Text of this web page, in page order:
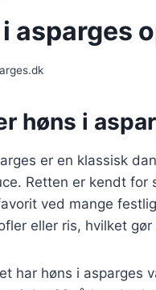
i asparges
høns i
er en klassisk
Retten er kendt for
ved mange
eller ris, hvilket
har høns i asparges